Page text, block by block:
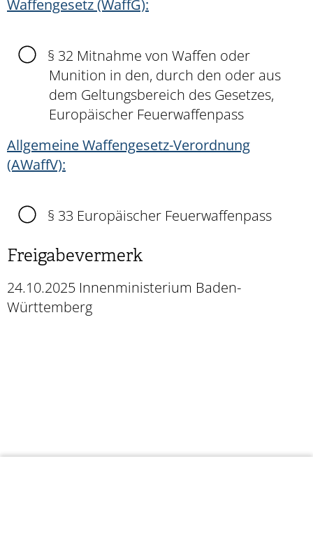
Waffengesetz (WaffG):
§ 32 Mitnahme von Waffen oder
Munition in den, durch den oder aus
dem Geltungsbereich des Gesetzes,
Europäischer Feuerwaffenpass
Allgemeine Waffengesetz-Verordnung
(AWaffV):
§ 33 Europäischer Feuerwaffenpass
Freigabevermerk
24.10.2025 Innenministerium Baden-
Württemberg